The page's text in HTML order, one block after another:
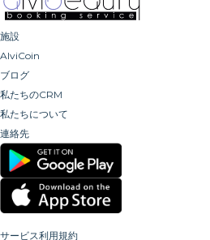
施設
AlviCoin
ブログ
私たちのCRM
私たちについて
連絡先
サービス利用規約